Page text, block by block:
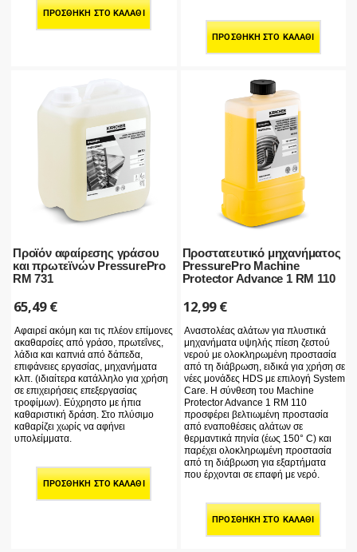
ΠΡΟΣΘΉΚΗ ΣΤΟ ΚΑΛΆΘΙ
ΠΡΟΣΘΉΚΗ ΣΤΟ ΚΑΛΆΘΙ
Προϊόν αφαίρεσης γράσου
και πρωτεϊνών PressurePro
RM 731
65,49€
Αφαιρεί ακόμη και τις πλέον επίμονες
ακαθαρσίες από γράσο, πρωτεΐνες,
λάδια και καπνιά από δάπεδα,
επιφάνειες εργασίας, μηχανήματα
κλπ. (ιδιαίτερα κατάλληλο για χρήση
σε επιχειρήσεις επεξεργασίας
τροφίμων). Εύχρηστο με ήπια
καθαριστική δράση. Στο πλύσιμο
καθαρίζει χωρίς να αφήνει
υπολείμματα.
ΠΡΟΣΘΉΚΗ ΣΤΟ ΚΑΛΆΘΙ
Προστατευτικό μηχανήματος
PressurePro Machine
Protector Advance 1 RM 110
12,99€
Αναστολέας αλάτων για πλυστικά
μηχανήματα υψηλής πίεση ζεστού
νερού με ολοκληρωμένη προστασία
από τη διάβρωση, ειδικά για χρήση σε
νέες μονάδες HDS με επιλογή System
Care. Η σύνθεση του Machine
Protector Advance 1 RM 110
προσφέρει βελτιωμένη προστασία
από εναποθέσεις αλάτων σε
θερμαντικά πηνία (έως 150° C) και
παρέχει ολοκληρωμένη προστασία
από τη διάβρωση για εξαρτήματα
που έρχονται σε επαφή με νερό.
ΠΡΟΣΘΉΚΗ ΣΤΟ ΚΑΛΆΘΙ